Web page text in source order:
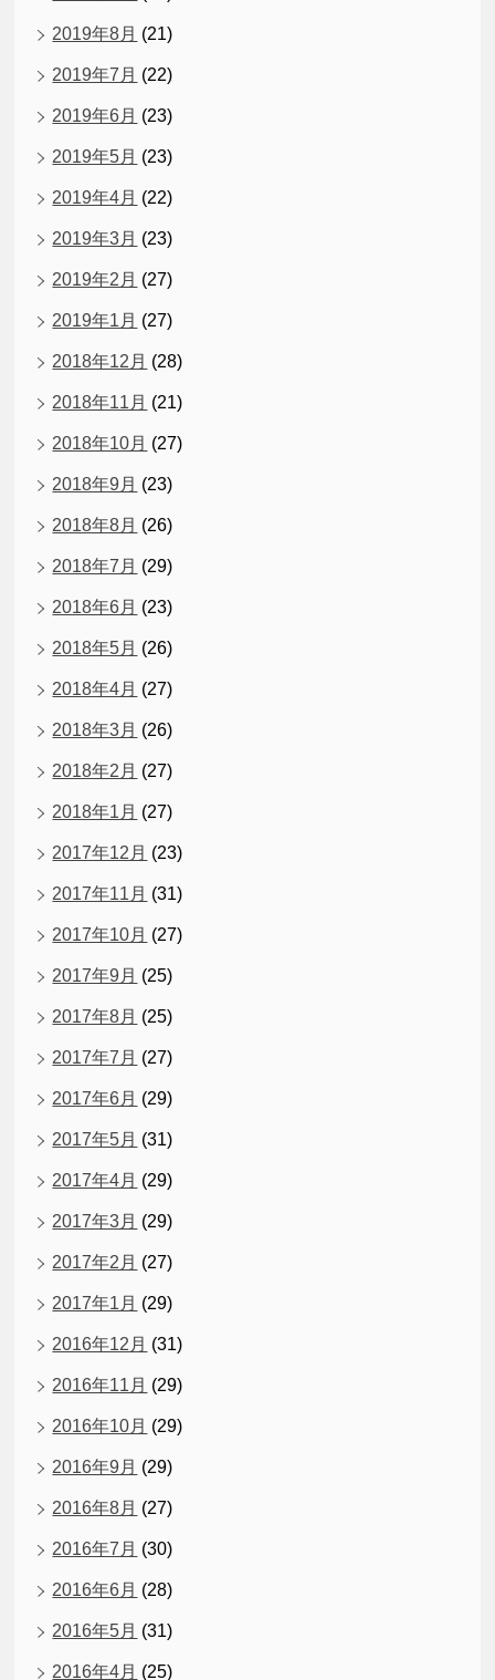
2019年8月 (21)
2019年7月 (22)
2019年6月 (23)
2019年5月 (23)
2019年4月 (22)
2019年3月 (23)
2019年2月 (27)
2019年1月 (27)
2018年12月 (28)
2018年11月 (21)
2018年10月 (27)
2018年9月 (23)
2018年8月 (26)
2018年7月 (29)
2018年6月 (23)
2018年5月 (26)
2018年4月 (27)
2018年3月 (26)
2018年2月 (27)
2018年1月 (27)
2017年12月 (23)
2017年11月 (31)
2017年10月 (27)
2017年9月 (25)
2017年8月 (25)
2017年7月 (27)
2017年6月 (29)
2017年5月 (31)
2017年4月 (29)
2017年3月 (29)
2017年2月 (27)
2017年1月 (29)
2016年12月 (31)
2016年11月 (29)
2016年10月 (29)
2016年9月 (29)
2016年8月 (27)
2016年7月 (30)
2016年6月 (28)
2016年5月 (31)
2016年4月 (25)